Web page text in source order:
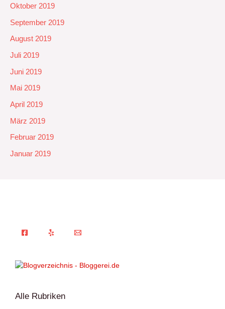
Oktober 2019
September 2019
August 2019
Juli 2019
Juni 2019
Mai 2019
April 2019
März 2019
Februar 2019
Januar 2019
Alle Rubriken